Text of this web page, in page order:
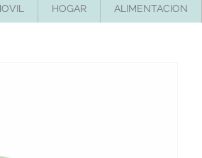
HOGAR ALIMENTACION